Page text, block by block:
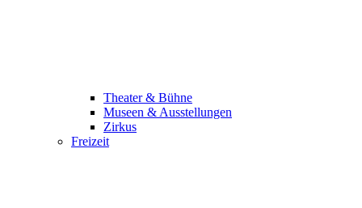
Theater & Bühne
Museen & Ausstellungen
Zirkus
Freizeit